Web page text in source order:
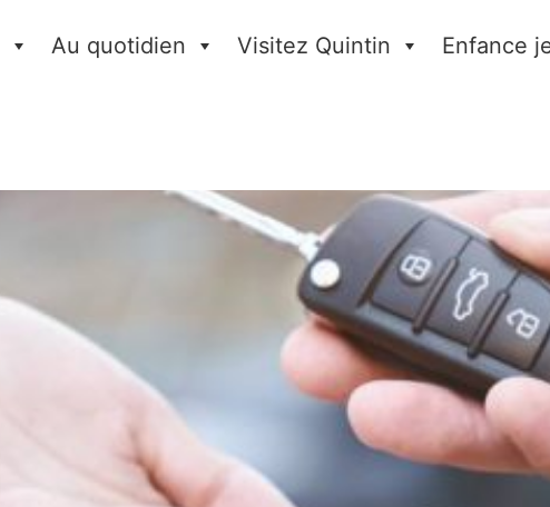
Au quotidien Visitez Quintin Enfance